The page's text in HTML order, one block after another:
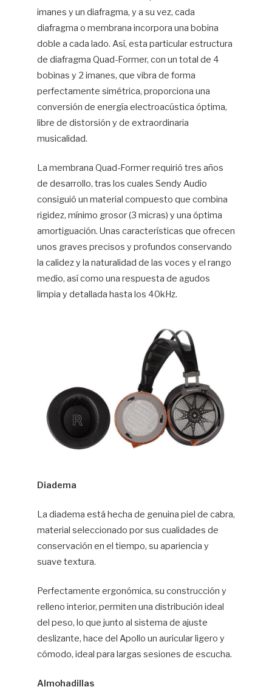
imanes y un diafragma, y a su vez, cada
diafragma o membrana incorpora una bobina
doble a cada lado. Así, esta particular estructura
de diafragma Quad-Former, con un total de 4
bobinas y 2 imanes, que vibra de forma
perfectamente simétrica, proporciona una
conversión de energía electroacústica óptima,
libre de distorsión y de extraordinaria
musicalidad.
La membrana Quad-Former requirió tres años
de desarrollo, tras los cuales Sendy Audio
consiguió un material compuesto que combina
rigidez, mínimo grosor (3 micras) y una óptima
amortiguación. Unas características que ofrecen
unos graves precisos y profundos conservando
la calidez y la naturalidad de las voces y el rango
medio, así como una respuesta de agudos
limpia y detallada hasta los 40kHz.
Diadema
La diadema está hecha de genuina piel de cabra,
material seleccionado por sus cualidades de
conservación en el tiempo, su apariencia y
suave textura.
Perfectamente ergonómica, su construcción y
relleno interior, permiten una distribución ideal
del peso, lo que junto al sistema de ajuste
deslizante, hace del Apollo un auricular ligero y
cómodo, ideal para largas sesiones de escucha.
Almohadillas